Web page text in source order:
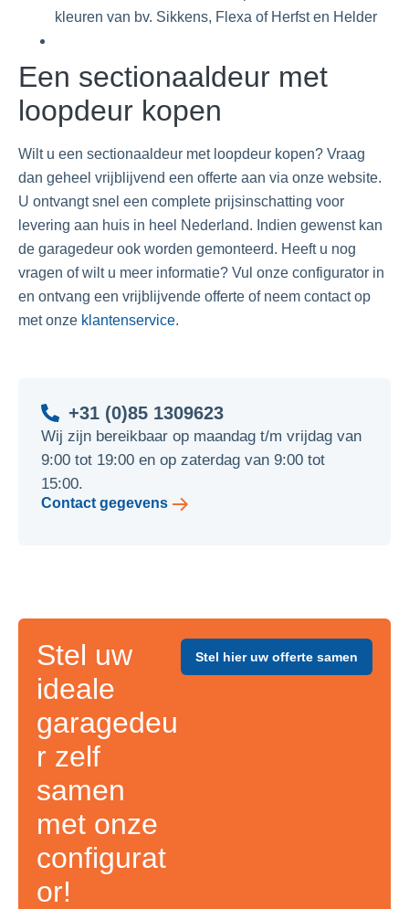
kleuren van bv. Sikkens, Flexa of Herfst en Helder
Een sectionaaldeur met
loopdeur kopen
Wilt u een sectionaaldeur met loopdeur kopen? Vraag
dan geheel vrijblijvend een offerte aan via onze website.
U ontvangt snel een complete prijsinschatting voor
levering aan huis in heel Nederland. Indien gewenst kan
de garagedeur ook worden gemonteerd. Heeft u nog
vragen of wilt u meer informatie? Vul onze configurator in
en ontvang een vrijblijvende offerte of neem contact op
met onze klantenservice.
+31 (0)85 1309623
Wij zijn bereikbaar op maandag t/m vrijdag van
9:00 tot 19:00 en op zaterdag van 9:00 tot
15:00.
Contact gegevens
Stel uw
ideale
garagedeu
r zelf
samen
met onze
configurat
or!
Stel hier uw offerte samen